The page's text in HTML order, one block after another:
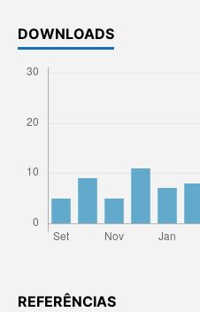
DOWNLOADS
REFERÊNCIAS